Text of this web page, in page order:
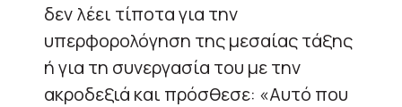
δεν λέει τίποτα για την
υπερφορολόγηση της μεσαίας τάξης
ή για τη συνεργασία του με την
ακροδεξιά και πρόσθεσε: «Αυτό που